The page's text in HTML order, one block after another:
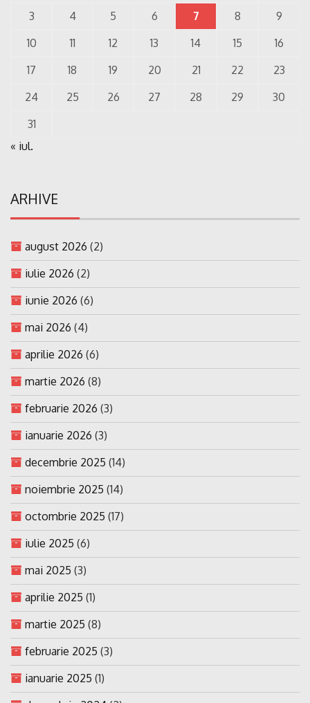
3
4 5 6 7 8
9
10
11 12 13 14 15
16
17
18 19 20 21 22
23
24
25 26 27 28 29
30
31
« iul.
ARHIVE
august 2026 (2)
iulie 2026 (2)
iunie 2026 (6)
mai 2026 (4)
aprilie 2026 (6)
martie 2026 (8)
februarie 2026 (3)
ianuarie 2026 (3)
decembrie 2025 (14)
noiembrie 2025 (14)
octombrie 2025 (17)
iulie 2025 (6)
mai 2025 (3)
aprilie 2025 (1)
martie 2025 (8)
februarie 2025 (3)
ianuarie 2025 (1)